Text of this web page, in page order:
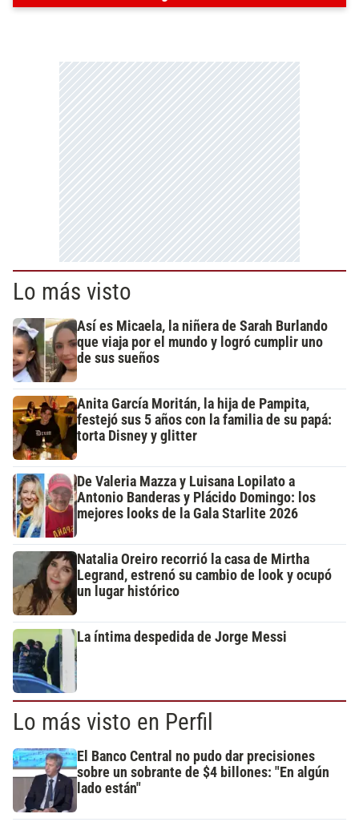
Lo más visto
Así es Micaela, la niñera de Sarah Burlando
que viaja por el mundo y logró cumplir uno
de sus sueños
Anita García Moritán, la hija de Pampita,
festejó sus 5 años con la familia de su papá:
torta Disney y glitter
De Valeria Mazza y Luisana Lopilato a
Antonio Banderas y Plácido Domingo: los
mejores looks de la Gala Starlite 2026
Natalia Oreiro recorrió la casa de Mirtha
Legrand, estrenó su cambio de look y ocupó
un lugar histórico
La íntima despedida de Jorge Messi
Lo más visto en Perfil
El Banco Central no pudo dar precisiones
sobre un sobrante de $4 billones: "En algún
lado están"